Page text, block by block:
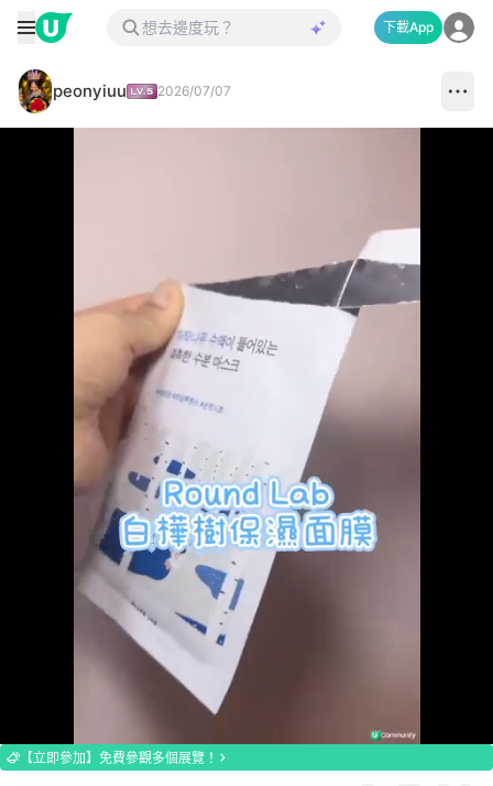
下載App
peonyiuu 2026/07/07
100.00%
【立即參加】免費參觀多個展覽！